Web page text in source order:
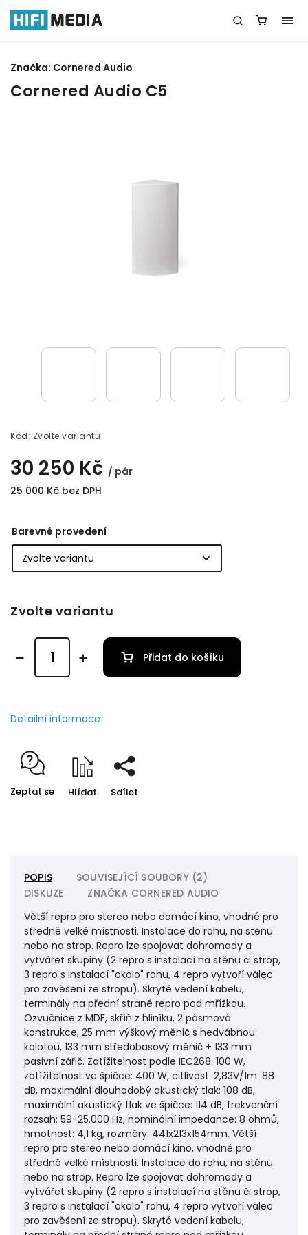
Cornered Audio C5
Kód: Zvolte variantu
30 250 Kč / pár
25 000 Kč bez DPH
Značka: Cornered Audio
Barevné provedení
Zvolte variantu
Přidat do košíku
Detailní informace
Zeptat se Hlídat Sdílet
POPIS
SOUVISEJÍCÍ SOUBORY (2)
DISKUZE
ZNAČKA CORNERED AUDIO
Větší repro pro stereo nebo domácí kino, vhodné pro
středně velké místnosti. Instalace do rohu, na stěnu
nebo na strop. Repro lze spojovat dohromady a
vytvářet skupiny (2 repro s instalací na stěnu či strop,
3 repro s instalací "okolo" rohu, 4 repro vytvoří válec
pro zavěšení ze stropu). Skryté vedení kabelu,
terminály na přední straně repro pod mřížkou.
Ozvučnice z MDF, skříň z hliníku, 2 pásmová
konstrukce, 25 mm výškový měnič s hedvábnou
kalotou, 133 mm středobasový měnič + 133 mm
pasivní zářič. Zatížitelnost podle IEC268: 100 W,
zatížitelnost ve špičce: 400 W, citlivost: 2,83V/1m: 88
dB, maximální dlouhodobý akustický tlak: 108 dB,
maximální akustický tlak ve špičce: 114 dB, frekvenční
rozsah: 59-25.000 Hz, nominální impedance: 8 ohmů,
hmotnost: 4,1 kg, rozměry: 441x213x154mm. Větší
repro pro stereo nebo domácí kino, vhodné pro
středně velké místnosti. Instalace do rohu, na stěnu
nebo na strop. Repro lze spojovat dohromady a
vytvářet skupiny (2 repro s instalací na stěnu či strop,
3 repro s instalací "okolo" rohu, 4 repro vytvoří válec
pro zavěšení ze stropu). Skryté vedení kabelu,